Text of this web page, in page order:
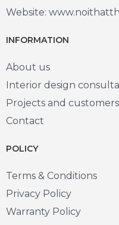
Website:
INFORMATION
About us
Interior design
Projects and customers
Contact
POLICY
Terms & Conditions
Privacy Policy
Warranty Policy